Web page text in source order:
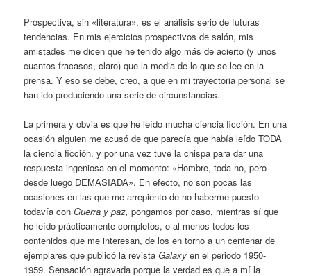
Prospectiva, sin «literatura», es el análisis serio de futuras
tendencias. En mis ejercicios prospectivos de salón, mis
amistades me dicen que he tenido algo más de acierto (y unos
cuantos fracasos, claro) que la media de lo que se lee en la
prensa. Y eso se debe, creo, a que en mi trayectoria personal se
han ido produciendo una serie de circunstancias.
La primera y obvia es que he leído mucha ciencia ficción. En una
ocasión alguien me acusó de que parecía que había leído TODA
la ciencia ficción, y por una vez tuve la chispa para dar una
respuesta ingeniosa en el momento: «Hombre, toda no, pero
desde luego DEMASIADA». En efecto, no son pocas las
ocasiones en las que me arrepiento de no haberme puesto
todavía conGuerra y paz,pongamos por caso, mientras sí que
he leído prácticamente completos, o al menos todos los
contenidos que me interesan, de los en torno a un centenar de
ejemplares que publicó la revistaGalaxyen el periodo 1950-
1959. Sensación agravada porque la verdad es que a mí la